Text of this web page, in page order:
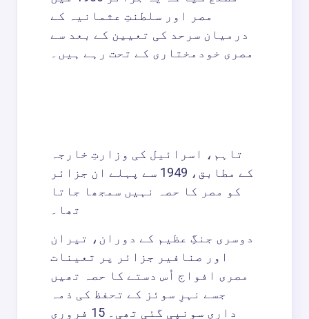
مصر اور سلطنتِ عثمانیہ کے
درمیان سرحد کی تعیین کے بعد سے
مصری خودمختاری کے تحت رہے ہیں۔
تاہم، اسرائیل کی وزارتِ خارجہ
کے مطابق، 1949 سے پہلے ان جزائر
کو مصر کا حصہ نہیں سمجھا جاتا
تھا۔
دوسری جنگِ عظیم کے دوران، تیران
اور صنافیر جزائر پر تعینات
مصری افواج اُس دستے کا حصہ تھیں
جسے نہرِ سوئز کے تحفظ کی ذمہ
داری سونپی گئی تھی۔ 15 فروری